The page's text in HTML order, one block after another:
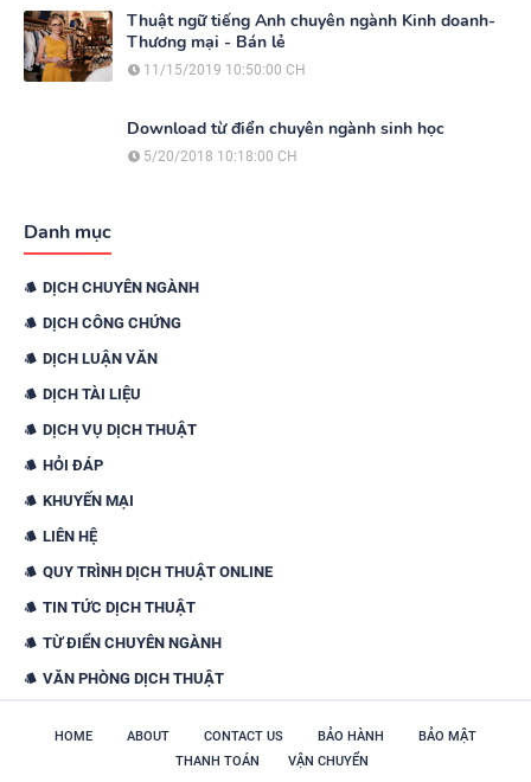
Thuật ngữ tiếng Anh chuyên ngành Kinh doanh-
Thương mại - Bán lẻ
11/15/2019 10:50:00 CH
Download từ điển chuyên ngành sinh học
5/20/2018 10:18:00 CH
Danh mục
DỊCH CHUYÊN NGÀNH
DỊCH CÔNG CHỨNG
DỊCH LUẬN VĂN
DỊCH TÀI LIỆU
DỊCH VỤ DỊCH THUẬT
HỎI ĐÁP
KHUYẾN MẠI
LIÊN HỆ
QUY TRÌNH DỊCH THUẬT ONLINE
TIN TỨC DỊCH THUẬT
TỪ ĐIỂN CHUYÊN NGÀNH
VĂN PHÒNG DỊCH THUẬT
HOME ABOUT CONTACT US BẢO HÀNH
BẢO MẬT
THANH TOÁN
VẬN CHUYỂN